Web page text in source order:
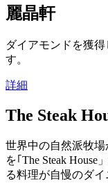
麗晶軒
ダイアモンドを獲
す。
詳細
The Steak
世界中の自然派牧
を｢The Steak
る料理が自慢のダイ